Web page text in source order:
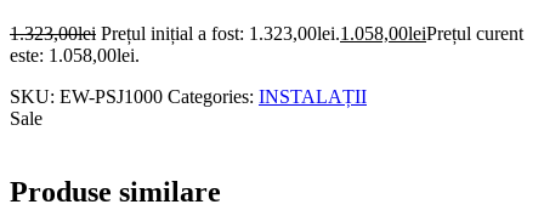
1.323,00lei Prețul inițial a fost: 1.323,00lei.1.058,00leiPrețul curent
este: 1.058,00lei.
SKU: EW-PSJ1000 Categories: INSTALAȚII
Sale
Produse similare